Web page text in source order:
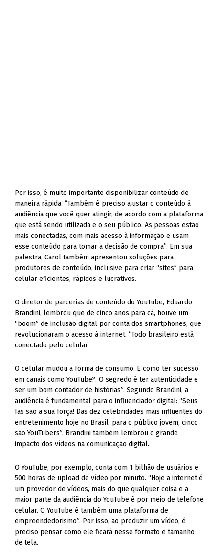
Por isso, é muito importante disponibilizar conteúdo de
maneira rápida. “Também é preciso ajustar o conteúdo à
audiência que você quer atingir, de acordo com a plataforma
que está sendo utilizada e o seu público. As pessoas estão
mais conectadas, com mais acesso à informação e usam
esse conteúdo para tomar a decisão de compra”. Em sua
palestra, Carol também apresentou soluções para
produtores de conteúdo, inclusive para criar “sites” para
celular eficientes, rápidos e lucrativos.
O diretor de parcerias de conteúdo do YouTube, Eduardo
Brandini, lembrou que de cinco anos para cá, houve um
“boom” de inclusão digital por conta dos smartphones, que
revolucionaram o acesso à internet. “Todo brasileiro está
conectado pelo celular.
O celular mudou a forma de consumo. E como ter sucesso
em canais como YouTube?. O segredo é ter autenticidade e
ser um bom contador de histórias”. Segundo Brandini, a
audiência é fundamental para o influenciador digital: “Seus
fãs são a sua força! Das dez celebridades mais influentes do
entretenimento hoje no Brasil, para o público jovem, cinco
são YouTubers”. Brandini também lembrou o grande
impacto dos vídeos na comunicação digital.
O YouTube, por exemplo, conta com 1 bilhão de usuários e
500 horas de upload de vídeo por minuto. “Hoje a internet é
um provedor de vídeos, mais do que qualquer coisa e a
maior parte da audiência do YouTube é por meio de telefone
celular. O YouTube é também uma plataforma de
empreendedorismo”. Por isso, ao produzir um vídeo, é
preciso pensar como ele ficará nesse formato e tamanho
de tela.